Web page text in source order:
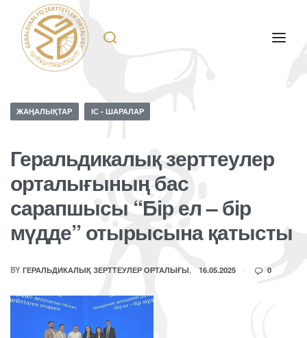
ЖАҢАЛЫҚТАР ІС - ШАРАЛАР
Геральдикалық зерттеулер
орталығының бас
сарапшысы “Бір ел – бір
мүдде” отырысына қатысты
BY ГЕРАЛЬДИКАЛЫҚ ЗЕРТТЕУЛЕР ОРТАЛЫҒЫ 16.05.2025 0